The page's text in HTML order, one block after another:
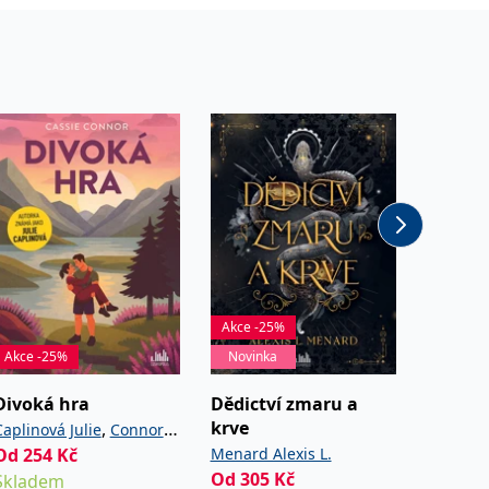
Akce -25%
hra
Julie, Connor
254 Kč
Akce -25%
Novinka
Dědictví zmaru a
krve
Menard Alexis L.
Od 305 Kč